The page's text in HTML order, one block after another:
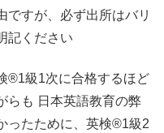
ですが、必ず出所はバリ
記ください
®1級1次に合格するほど
らも 日本英語教育の弊
ったために、英検®1級2